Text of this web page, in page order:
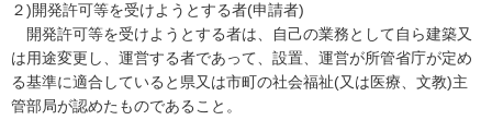
２)開発許可等を受けようとする者(申請者)
開発許可等を受けようとする者は、自己の業務として自ら建築又
は用途変更し、運営する者であって、設置、運営が所管省庁が定め
る基準に適合していると県又は市町の社会福祉(又は医療、文教)主
管部局が認めたものであること。